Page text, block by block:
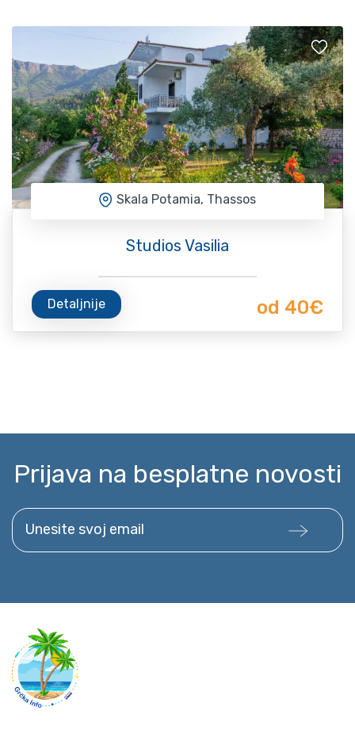
Skala Potamia, Thassos
Studios Vasilia
Detaljnije od 40€
Prijava na besplatne novosti
Unesite svoj email